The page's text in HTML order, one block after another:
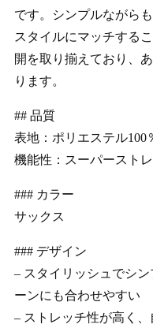
です。シンプルながら
スタイルにマッチする
開を取り揃えており、
ります。
## 品質
表地：ポリエステル100
機能性：スーパースト
### カラー
サックス
### デザイン
– スタイリッシュでシ
ーンにも合わせやすい
– ストレッチ性が高く